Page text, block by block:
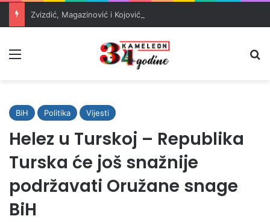
BiH Politika Vijesti
Helez u Turskoj – Republika
Turska će još snažnije
podržavati Oružane snage
BiH